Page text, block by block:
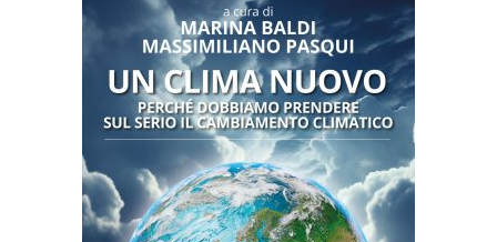
AGGIUNGI AL CARRELLO